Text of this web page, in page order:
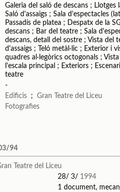
Galeria del saló de descans ;
Saló d'assaigs ; Sala d'espectacles
Passadís de platea ; Despatx de la
descans ; Bar del teatre ; Sala
descans, detall del sostre ; Vista del
d'assaigs ; Teló metàl·lic ; Exterior i
quadres al·legòrics octogonals ;
l'escala principal ; Exteriors ;
teatre
-
Edificis ;Gran Teatre del Liceu
Fotografies
94
Teatre del Liceu
28/ 3/ 1994
1 document,